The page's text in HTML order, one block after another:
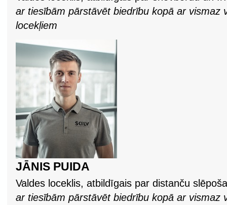
ar tiesībām pārstāvēt biedrību kopā ar vismaz
locekļiem
JĀNIS PUIDA
Valdes loceklis, atbildīgais par distanču
ar tiesībām pārstāvēt biedrību kopā ar vismaz